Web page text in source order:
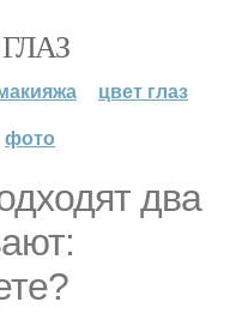
цвет глаз
фото
два